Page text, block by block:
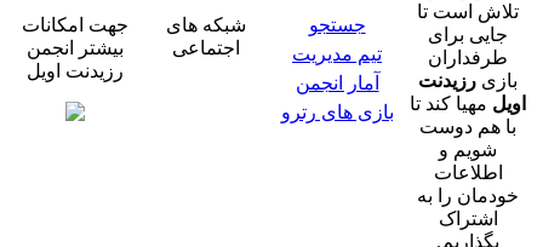
تلاش است تا
جایی برای
طرفداران
بازی رزیدنت
اویل مهیا کند تا
با هم دوست
شویم و
اطلاعات
خودمان را به
اشتراک
بگذاریم.
جستجو
تیم مدیریت
آمار انجمن
بازی های رترو
شبکه های
اجتماعی
جهت امکانات
بیشتر انجمن
رزیدنت اویل